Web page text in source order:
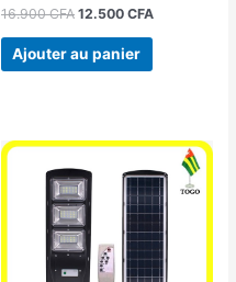
16.900CFA 12.500 CFA
Ajouter au panier